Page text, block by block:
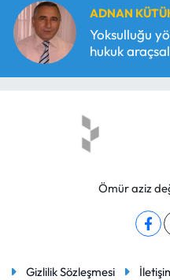
ADNAN
Yoksulluğu
hukuk
Ömür aziz
Gizlilik Sözleşmesi